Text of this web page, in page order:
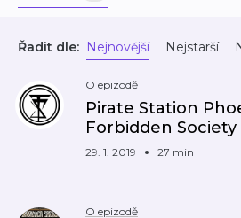
Řadit dle: Nejnovější Nejstarší
O epizodě
Pirate Station
Forbidden
29. 1. 2019 27 min
O epizodě